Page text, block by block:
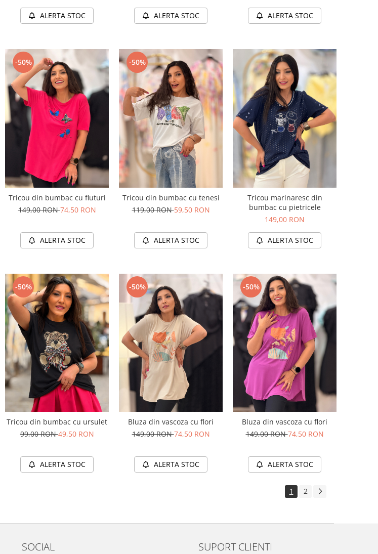
ALERTA STOC ALERTA STOC ALERTA STOC
-50%
Tricou din bumbac cu fluturi
149,00 RON74,50 RON
ALERTA STOC
-50%
Tricou din bumbac cu tenesi
119,00 RON59,50 RON
ALERTA STOC
Tricou marinaresc din
bumbac cu pietricele
149,00 RON
ALERTA STOC
-50%
Tricou din bumbac cu ursulet
99,00 RON49,50 RON
ALERTA STOC
-50%
Bluza din vascoza cu flori
149,00 RON74,50 RON
ALERTA STOC
-50%
Bluza din vascoza cu flori
149,00 RON74,50 RON
ALERTA STOC
1 2
SOCIAL SUPORT CLIENTI